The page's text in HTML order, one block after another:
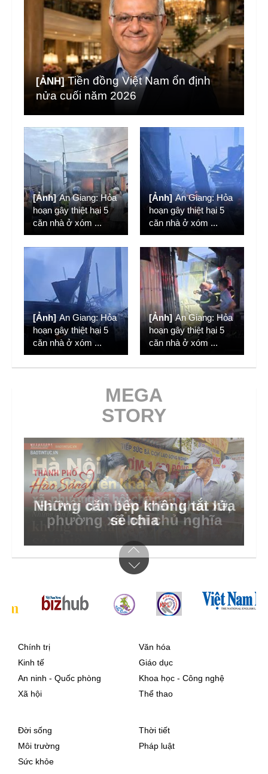
[ẢNH] Tiền đồng Việt Nam ổn định
nửa cuối năm 2026
[Ảnh] An Giang: Hỏa
hoạn gây thiệt hại 5
căn nhà ở xóm ...
[Ảnh] An Giang: Hỏa
hoạn gây thiệt hại 5
căn nhà ở xóm ...
[Ảnh] An Giang: Hỏa
hoạn gây thiệt hại 5
căn nhà ở xóm ...
[Ảnh] An Giang: Hỏa
hoạn gây thiệt hại 5
căn nhà ở xóm ...
MEGA
STORY
Những căn bếp không tắt lửa
sẻ chia
Chính trị
Kinh tế
An ninh - Quốc phòng
Xã hội
Văn hóa
Giáo dục
Khoa học - Công nghệ
Thể thao
Đời sống
Môi trường
Sức khỏe
Thời tiết
Pháp luật